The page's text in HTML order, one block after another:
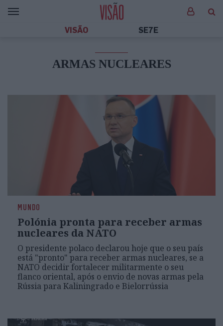
VISÃO SE7E
ARMAS NUCLEARES
MUNDO
Polónia pronta para receber armas
nucleares da NATO
O presidente polaco declarou hoje que o seu país
está "pronto" para receber armas nucleares, se a
NATO decidir fortalecer militarmente o seu
flanco oriental, após o envio de novas armas pela
Rússia para Kaliningrado e Bielorrússia